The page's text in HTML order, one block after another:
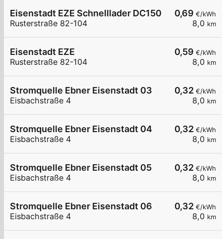
0,69 €/kWh
8,0 km
Eisenstadt EZE Schnelllader DC150
Rusterstraße 82-104
0,59 €/kWh
8,0 km
Eisenstadt EZE
Rusterstraße 82-104
0,32 €/kWh
8,0 km
Stromquelle Ebner Eisenstadt 03
Eisbachstraße 4
0,32 €/kWh
8,0 km
Stromquelle Ebner Eisenstadt 04
Eisbachstraße 4
0,32 €/kWh
8,0 km
Stromquelle Ebner Eisenstadt 05
Eisbachstraße 4
0,32 €/kWh
8,0 km
Stromquelle Ebner Eisenstadt 06
Eisbachstraße 4